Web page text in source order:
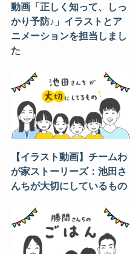
動画「正しく知って、しっ
かり予防♪」イラストとア
ニメーションを担当しまし
た
【イラスト動画】チームわ
が家ストーリーズ：池田さ
んちが大切にしているもの